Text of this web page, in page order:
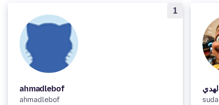
1
ahmadlebof
ahmadlebof